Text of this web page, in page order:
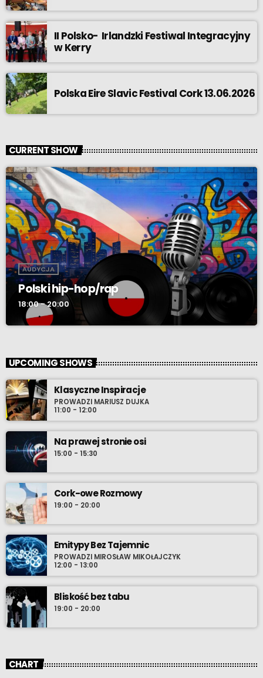
II Polsko- Irlandzki Festiwal Integracyjny
w Kerry
Polska Eire Slavic Festival Cork 13.06.2026
CURRENT SHOW
AUDYCJA
Polski hip-hop/rap
18:00 - 20:00
UPCOMING SHOWS
Klasyczne Inspiracje
PROWADZI MARIUSZ DUJKA
11:00 - 12:00
Na prawej stronie osi
15:00 - 15:30
Cork-owe Rozmowy
19:00 - 20:00
Emitypy Bez Tajemnic
PROWADZI MIROSŁAW MIKOŁAJCZYK
12:00 - 13:00
Bliskość bez tabu
19:00 - 20:00
CHART